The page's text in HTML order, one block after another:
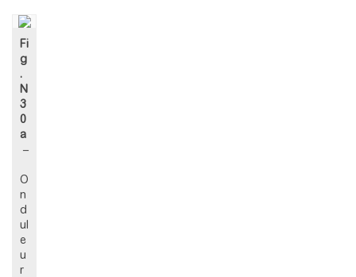
Fi
g
.
N
3
0
a
–
O
n
d
ul
e
u
r